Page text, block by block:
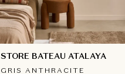
STORE BATEAU ATALAYA
GRIS ANTHRACITE